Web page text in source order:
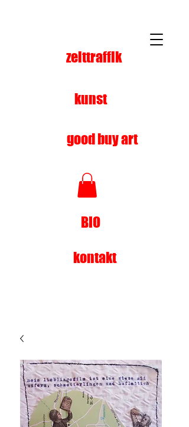
kunst
zeittraffik
good buy art
BIO
kontakt